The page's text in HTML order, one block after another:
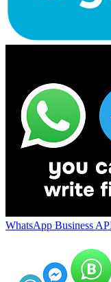
WhatsApp Business